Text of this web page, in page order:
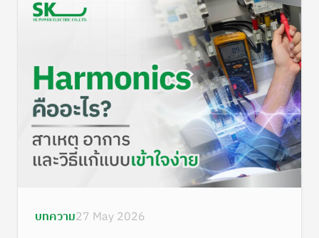
บทความ27 May 2026